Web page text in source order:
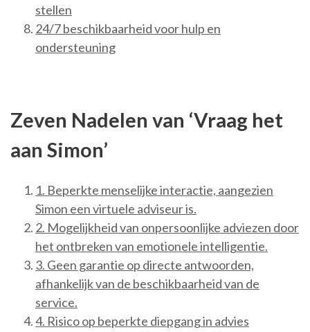
stellen
24/7 beschikbaarheid voor hulp en
ondersteuning
Zeven Nadelen van ‘Vraag het
aan Simon’
1. Beperkte menselijke interactie, aangezien
Simon een virtuele adviseur is.
2. Mogelijkheid van onpersoonlijke adviezen door
het ontbreken van emotionele intelligentie.
3. Geen garantie op directe antwoorden,
afhankelijk van de beschikbaarheid van de
service.
4. Risico op beperkte diepgang in advies